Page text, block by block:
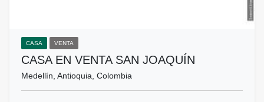
CASA VENTA
CASA EN VENTA SAN JOAQUÍN
Medellín, Antioquia, Colombia